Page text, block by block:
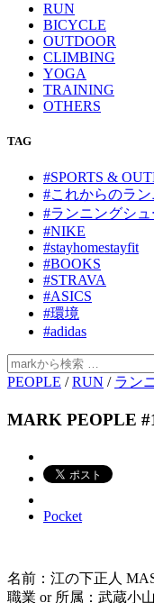
RUN
BICYCLE
OUTDOOR
CLIMBING
YOGA
TRAINING
OTHERS
TAG
#SPORTS &
#これからのラ
#ランニングシ
#NIKE
#stayhomestayfit
#BOOKS
#STRAVA
#ASICS
#環境
#adidas
PEOPLE /RUN / ラン
MARK PEOPLE
Pocket
名前：江の下正人
職業 or 所属：武蔵小